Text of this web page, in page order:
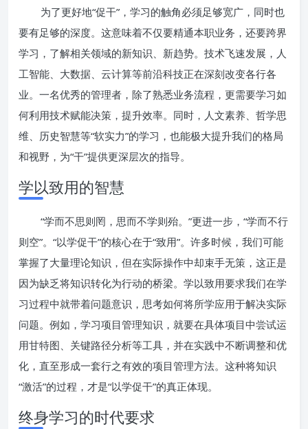
为了更好地“促干”，学习的触角必须足够宽广，同时也
要有足够的深度。这意味着不仅要精通本职业务，还要跨界
学习，了解相关领域的新知识、新趋势。技术飞速发展，人
工智能、大数据、云计算等前沿科技正在深刻改变各行各
业。一名优秀的管理者，除了熟悉业务流程，更需要学习如
何利用技术赋能决策，提升效率。同时，人文素养、哲学思
维、历史智慧等“软实力”的学习，也能极大提升我们的格局
和视野，为“干”提供更深层次的指导。
学以致用的智慧
“学而不思则罔，思而不学则殆。”更进一步，“学而不行
则空”。“以学促干”的核心在于“致用”。许多时候，我们可能
掌握了大量理论知识，但在实际操作中却束手无策，这正是
因为缺乏将知识转化为行动的桥梁。学以致用要求我们在学
习过程中就带着问题意识，思考如何将所学应用于解决实际
问题。例如，学习项目管理知识，就要在具体项目中尝试运
用甘特图、关键路径分析等工具，并在实践中不断调整和优
化，直至形成一套行之有效的项目管理方法。这种将知识
“激活”的过程，才是“以学促干”的真正体现。
终身学习的时代要求